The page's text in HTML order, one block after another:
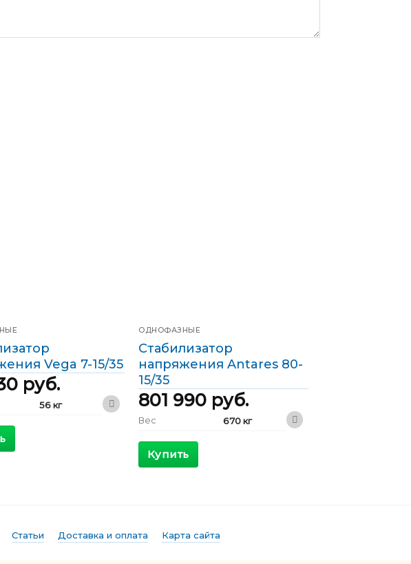
Vega 7-15/35
руб.
56 кг
Однофазные
ОДНОФАЗНЫЕ
Стабилизатор
напряжения Antares 80-
15/35
801 990 руб.
Вес 670 кг
Габариты
Купить
Статьи Доставка и оплата Карта сайта